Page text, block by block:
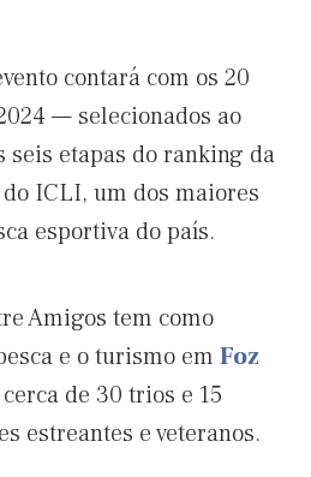
contará com os 20
— selecionados ao
seis etapas do ranking da
ICLI, um dos maiores
esportiva do país.
Amigos tem como
e o turismo em Foz
de 30 trios e 15
estreantes e veteranos.